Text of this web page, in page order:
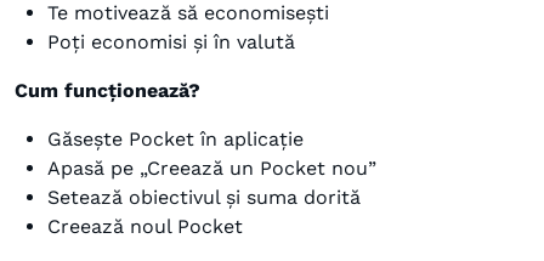
Te motivează să economisești
Poți economisi și în valută
Cum funcționează?
Găsește Pocket în aplicație
Apasă pe „Creează un Pocket nou”
Setează obiectivul și suma dorită
Creează noul Pocket